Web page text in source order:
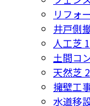
リフォ
井戸側
人工芝
土間コ
天然芝 2
擁壁工
水道移